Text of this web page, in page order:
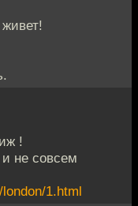
!
не совсем
1.html